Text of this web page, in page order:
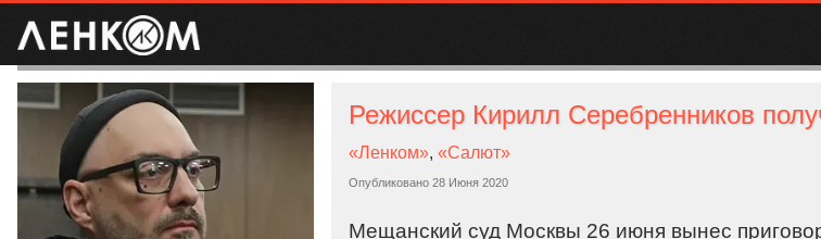
Опубликовано 28 Июня 2020
«Ленком», «Салют»
Мещанский суд Москвы 26 июня вынес